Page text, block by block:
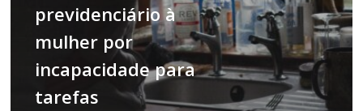
previdenciário à
mulher por
incapacidade para
tarefas